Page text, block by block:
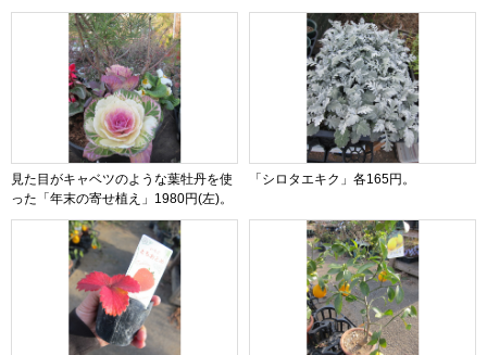
見た目がキャベツのような葉牡丹を使
った「年末の寄せ植え」1980円(左)。
「シロタエキク」各165円。